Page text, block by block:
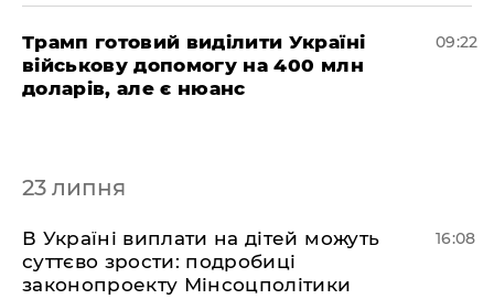
Трамп готовий виділити Україні
військову допомогу на 400 млн
доларів, але є нюанс
09:22
23 липня
В Україні виплати на дітей можуть
суттєво зрости: подробиці
законопроекту Мінсоцполітики
16:08